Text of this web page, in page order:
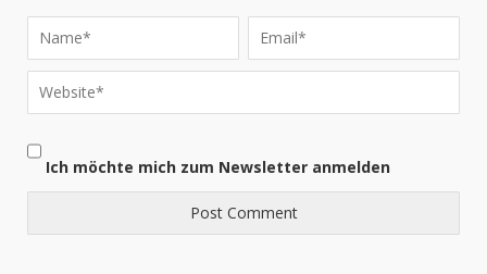
Ich möchte mich zum Newsletter anmelden